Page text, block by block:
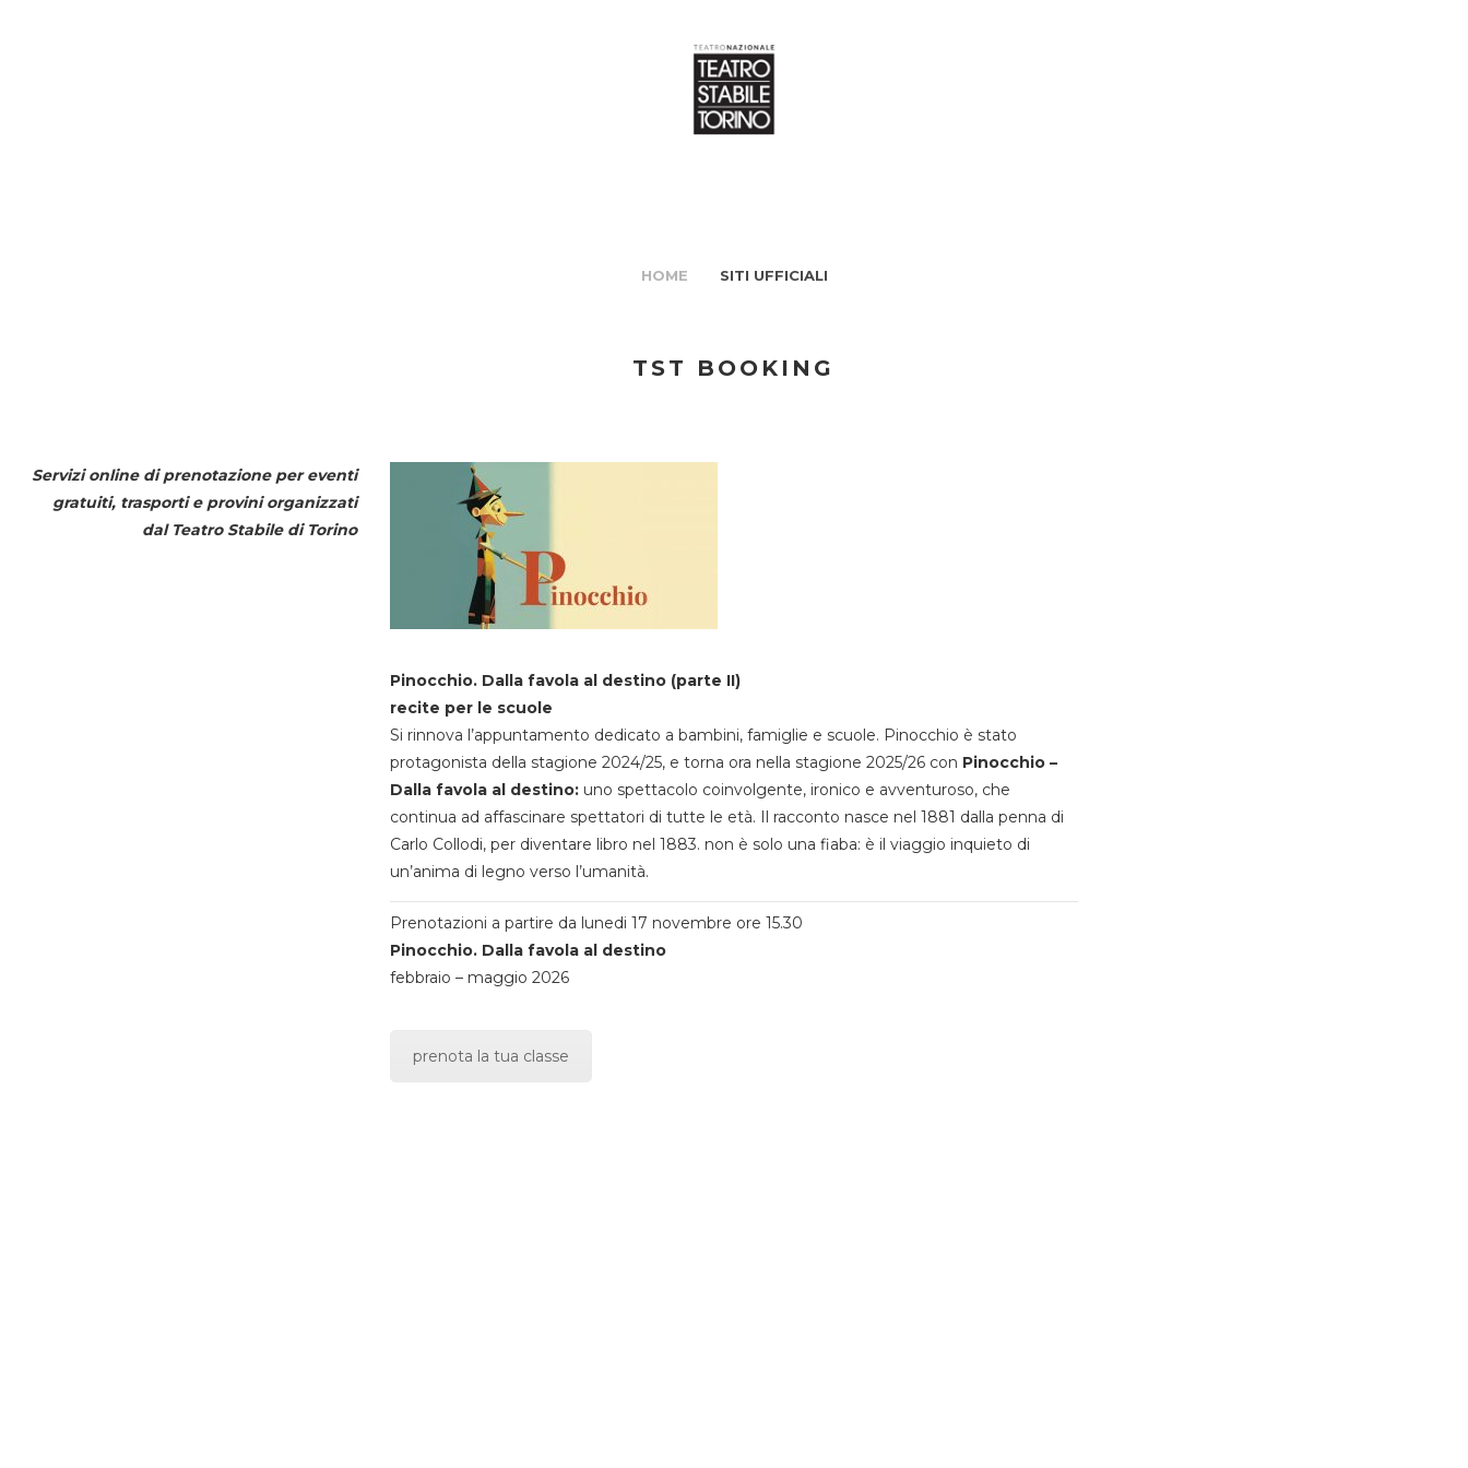
HOME SITI UFFICIALI
TST BOOKING
Servizi online di prenotazione per eventi
gratuiti, trasporti e provini organizzati
dal Teatro Stabile di Torino
Pinocchio. Dalla favola al destino (parte II)
recite per le scuole
Si rinnova l’appuntamento dedicato a bambini, famiglie e scuole. Pinocchio è stato
protagonista della stagione 2024/25, e torna ora nella stagione 2025/26 con Pinocchio –
Dalla favola al destino:uno spettacolo coinvolgente, ironico e avventuroso, che
continua ad affascinare spettatori di tutte le età. Il racconto nasce nel 1881 dalla penna di
Carlo Collodi, per diventare libro nel 1883. non è solo una fiaba: è il viaggio inquieto di
un’anima di legno verso l’umanità.
Prenotazioni a partire da lunedi 17 novembre ore 15.30
Pinocchio. Dalla favola al destino
febbraio – maggio 2026
prenota la tua classe